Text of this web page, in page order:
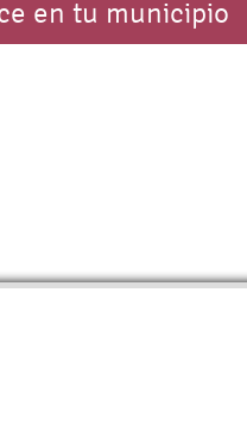
en tu municipio